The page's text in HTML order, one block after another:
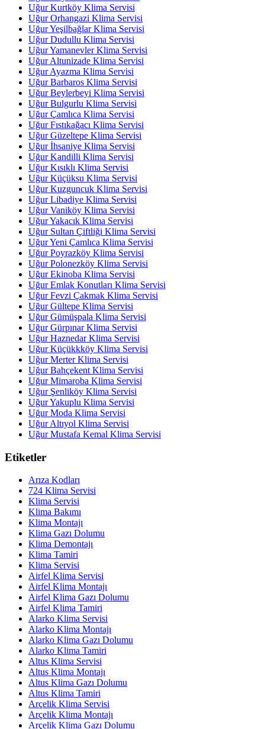
Uğur Kurtköy Klima Servisi
Uğur Orhangazi Klima Servisi
Uğur Yeşilbağlar Klima Servisi
Uğur Dudullu Klima Servisi
Uğur Yamanevler Klima Servisi
Uğur Altunizade Klima Servisi
Uğur Ayazma Klima Servisi
Uğur Barbaros Klima Servisi
Uğur Beylerbeyi Klima Servisi
Uğur Bulgurlu Klima Servisi
Uğur Çamlıca Klima Servisi
Uğur Fıstıkağacı Klima Servisi
Uğur Güzeltepe Klima Servisi
Uğur İhsaniye Klima Servisi
Uğur Kandilli Klima Servisi
Uğur Kısıklı Klima Servisi
Uğur Küçüksu Klima Servisi
Uğur Kuzguncuk Klima Servisi
Uğur Libadiye Klima Servisi
Uğur Vaniköy Klima Servisi
Uğur Yakacık Klima Servisi
Uğur Sultan Çiftliği Klima Servisi
Uğur Yeni Çamlıca Klima Servisi
Uğur Poyrazköy Klima Servisi
Uğur Polonezköy Klima Servisi
Uğur Ekinoba Klima Servisi
Uğur Emlak Konutları Klima Servisi
Uğur Fevzi Çakmak Klima Servisi
Uğur Gültepe Klima Servisi
Uğur Gümüşpala Klima Servisi
Uğur Gürpınar Klima Servisi
Uğur Haznedar Klima Servisi
Uğur Küçükkköy Klima Servisi
Uğur Merter Klima Servisi
Uğur Bahçekent Klima Servisi
Uğur Mimaroba Klima Servisi
Uğur Şenliköy Klima Servisi
Uğur Yakuplu Klima Servisi
Uğur Moda Klima Servisi
Uğur Altıyol Klima Servisi
Uğur Mustafa Kemal Klima Servisi
Etiketler
Arıza Kodları
724 Klima Servisi
Klima Servisi
Klima Bakımı
Klima Montajı
Klima Gazı Dolumu
Klima Demontajı
Klima Tamiri
Klima Servisi
Airfel Klima Servisi
Airfel Klima Montajı
Airfel Klima Gazı Dolumu
Airfel Klima Tamiri
Alarko Klima Servisi
Alarko Klima Montajı
Alarko Klima Gazı Dolumu
Alarko Klima Tamiri
Altus Klima Servisi
Altus Klima Montajı
Altus Klima Gazı Dolumu
Altus Klima Tamiri
Arçelik Klima Servisi
Arçelik Klima Montajı
Arçelik Klima Gazı Dolumu